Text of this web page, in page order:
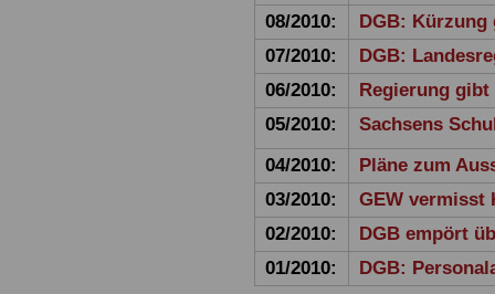
08/2010:
DGB: Kürzung
07/2010:
DGB:
06/2010:
Regierung
05/2010:
Sachsens
04/2010:
Pläne zum
03/2010:
GEW vermisst
02/2010:
DGB empört
01/2010:
DGB: